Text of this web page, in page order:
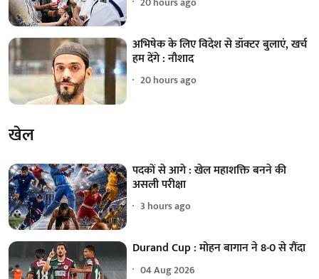
अभिषेक के लिए विदेश से डॉक्टर बुलाएं, खर्च
हम देंगे : नौशाद
20 hours ago
खेल
पदकों से आगे : खेल महाशक्ति बनने की
असली परीक्षा
3 hours ago
Durand Cup : मोहन बागान ने 8-0 से रौंदा
04 Aug 2026